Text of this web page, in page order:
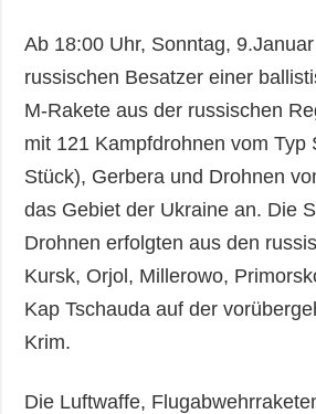
Ab 18:00 Uhr, Sonntag,
russischen Besatzer einer
M-Rakete aus der russischen
mit 121 Kampfdrohnen vom Typ
Stück), Gerbera und Drohnen
das Gebiet der Ukraine an. Die
Drohnen erfolgten aus den
Kursk, Orjol, Millerowo,
Kap Tschauda auf der
Krim.
Die Luftwaffe,